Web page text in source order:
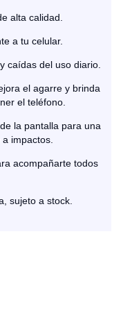
alta calidad.
a tu celular.
caídas del uso diario.
el agarre y brinda
el teléfono.
la pantalla para una
impactos.
acompañarte todos
sujeto a stock.